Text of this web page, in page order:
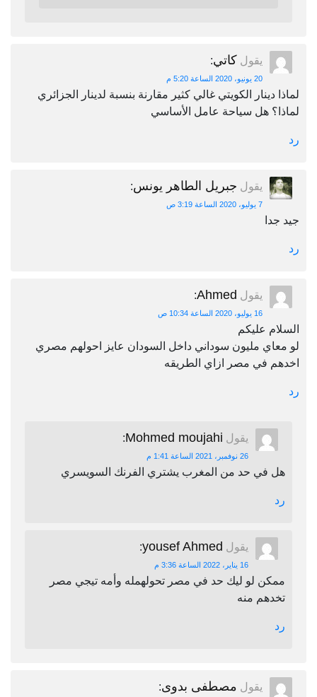
يقول كاتي:
20 يونيو، 2020 الساعة 5:20 م
لماذا دينار الكويتي غالي كثير مقارنة بنسبة لدينار الجزائري
لماذا؟ هل سياحة عامل الأساسي
رد
يقول جبريل الطاهر يونس:
7 يوليو، 2020 الساعة 3:19 ص
جيد جدا
رد
يقول Ahmed
:
16 يوليو، 2020 الساعة 10:34 ص
السلام عليكم
لو معاي مليون سوداني داخل السودان عايز احولهم مصري
اخدهم في مصر ازاي الطريقه
رد
يقول Mohmed moujahi
:
26 نوفمبر، 2021 الساعة 1:41 م
هل في حد من المغرب يشتري الفرنك السويسري
رد
يقول yousef Ahmed
:
16 يناير، 2022 الساعة 3:36 م
ممكن لو ليك حد في مصر تحولهمله وأمه تيجي مصر
تخدهم منه
رد
يقول مصطفى بدوى: